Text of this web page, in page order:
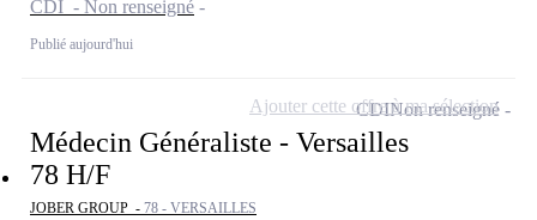
CDI - Non renseigné
Publié aujourd'hui
Médecin Généraliste - Versailles
78 H/F
JOBER GROUP - 78 - VERSAILLES
CDINon renseigné
Ajouter cette offre à ma sélection